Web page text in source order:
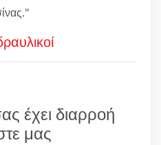
έχει διαρροή
μας